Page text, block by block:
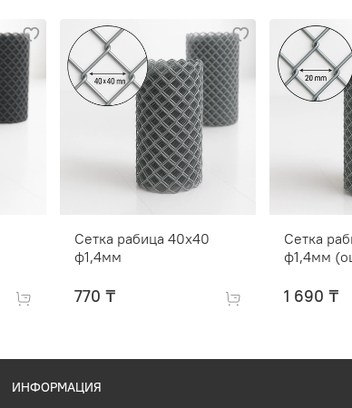
Сетка рабица 40х40
ф1,4мм
770 ₸
Сетка
ф1,4мм
1 690 ₸
ИНФОРМАЦИЯ